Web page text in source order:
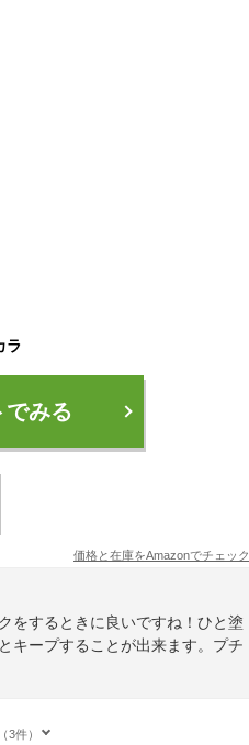
ラ
でみる
価格と在庫をAmazonでチェック
をするときに良いですね！ひと塗
キープすることが出来ます。プチ
3件）